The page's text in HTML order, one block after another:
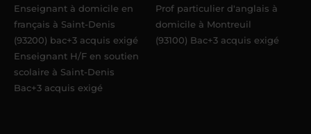
Enseignant à domicile en
français à Saint-Denis
(93200) bac+3 acquis exigé
Enseignant H/F en soutien
scolaire à Saint-Denis
Bac+3 acquis exigé
Prof particulier d'anglais à
domicile à Montreuil
(93100) Bac+3 acquis exigé